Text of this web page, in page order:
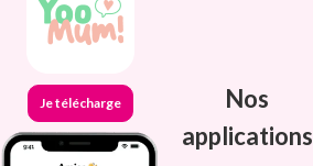
Je télécharge
Nos
applications